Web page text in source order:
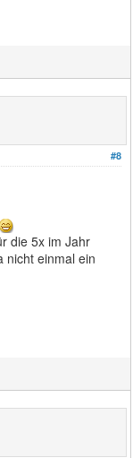
#8
die 5x im Jahr
nicht einmal ein